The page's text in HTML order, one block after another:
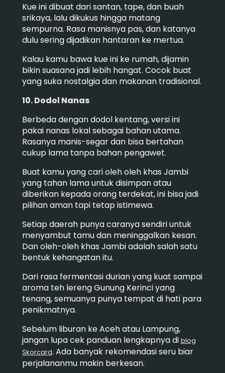
Kue ini dibuat dari santan, tape, dan buah
srikaya, lalu dikukus hingga matang
sempurna. Rasa manisnya pas, dan katanya
dulu sering dijadikan hantaran ke mertua.
Kalau kamu bawa kue ini ke rumah, dijamin
bikin suasana jadi lebih hangat. Cocok buat
yang suka nostalgia dan makanan tradisional.
10. Dodol Nanas
Berbeda dengan dodol kentang, versi ini
pakai nanas lokal sebagai bahan utama.
Rasanya manis-segar dan bisa bertahan
cukup lama tanpa bahan pengawet.
Buat kamu yang cari oleh oleh khas Jambi
yang tahan lama untuk disimpan atau
diberikan kepada orang terdekat, ini bisa jadi
pilihan aman tapi tetap istimewa.
Setiap daerah punya caranya sendiri untuk
menyambut tamu dan meninggalkan kesan.
Dan oleh-oleh khas Jambi adalah salah satu
bentuk kehangatan itu.
Dari rasa fermentasi durian yang kuat sampai
aroma teh lereng Gunung Kerinci yang
tenang, semuanya punya tempat di hati para
penikmatnya.
Sebelum liburan ke Aceh atau Lampung,
jangan lupa cek panduan lengkapnya di blog
Skorcard. Ada banyak rekomendasi seru biar
perjalananmu makin berkesan.